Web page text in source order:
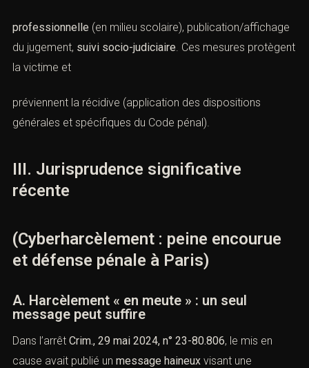
professionnelle (en milieu scolaire), publication/affichage
du jugement, suivi socio-judiciaire. Ces mesures protègent
la victime et
préviennent la récidive (application des dispositions
générales et spécifiques du Code pénal).
III. Jurisprudence significative
récente
(Cyberharcèlement : peine encourue
et défense pénale à Paris)
A. Harcèlement « en meute » : un seul
message peut suffire
Dans l’arrêt Crim., 29 mai 2024, n° 23-80.806, le mis en
cause avait publié un message haineux visant une